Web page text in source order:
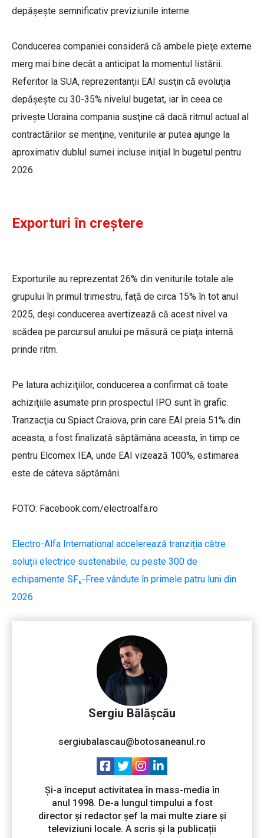
depăşeşte semnificativ previziunile interne.
Conducerea companiei consideră că ambele pieţe externe
merg mai bine decât a anticipat la momentul listării.
Referitor la SUA, reprezentanţii EAI susţin că evoluţia
depăşeşte cu 30-35% nivelul bugetat, iar în ceea ce
priveşte Ucraina compania susţine că dacă ritmul actual al
contractărilor se menţine, veniturile ar putea ajunge la
aproximativ dublul sumei incluse iniţial în bugetul pentru
2026.
Exporturi în creștere
Exporturile au reprezentat 26% din veniturile totale ale
grupului în primul trimestru, faţă de circa 15% în tot anul
2025, deşi conducerea avertizează că acest nivel va
scădea pe parcursul anului pe măsură ce piaţa internă
prinde ritm.
Pe latura achiziţiilor, conducerea a confirmat că toate
achiziţiile asumate prin prospectul IPO sunt în grafic.
Tranzacţia cu Spiact Craiova, prin care EAI preia 51% din
aceasta, a fost finalizată săptămâna aceasta, în timp ce
pentru Elcomex IEA, unde EAI vizează 100%, estimarea
este de câteva săptămâni.
FOTO: Facebook.com/electroalfa.ro
Electro-Alfa International accelerează tranziția către
soluții electrice sustenabile, cu peste 300 de
echipamente SF₆-Free vândute în primele patru luni din
2026
Sergiu Bălășcău
sergiubalascau@botosaneanul.ro
Și-a început activitatea în mass-media în
anul 1998. De-a lungul timpului a fost
director și redactor șef la mai multe ziare și
televiziuni locale. A scris și la publicații